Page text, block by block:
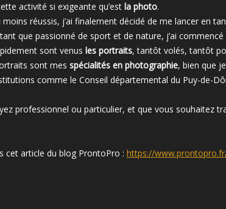
activité si exigeante qu’est la photo.
réussis, j’ai finalement décidé de me lancer en
que passionné de sport et de nature, j’ai commencé
sont venus les portraits, tantôt volés, tantôt
sont mes spécialités en photographie, bien que
comme le Conseil départemental du Puy-de-
professionnel ou particulier, et que vous souhaitez
cet article du blog ProntoPro : https://